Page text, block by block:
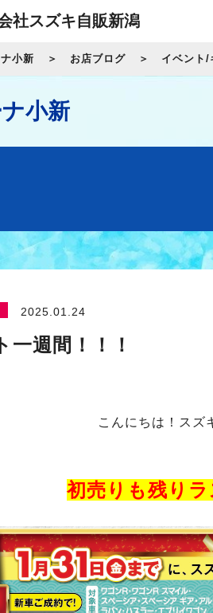
社スズキ自販新潟
小新 お店ブログ イベント/
小新
2025.01.24
一週間！！！
こんにちは！スズ
初売りも残りラ